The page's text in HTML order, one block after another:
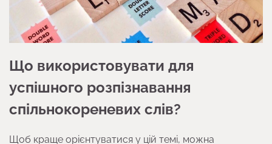
Що використовувати для
успішного розпізнавання
спільнокореневих слів?
Щоб краще орієнтуватися у цій темі, можна